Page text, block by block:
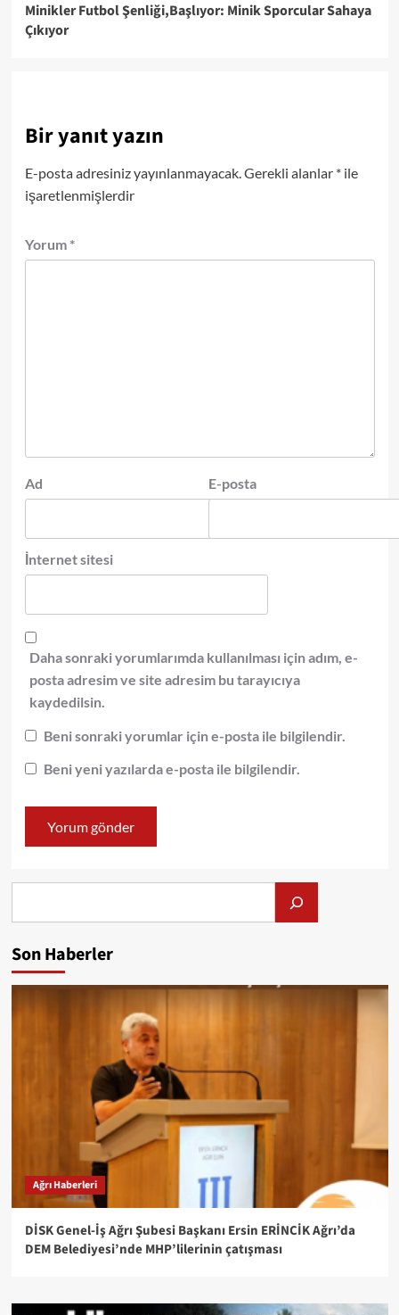
Minikler Futbol Şenliği,Başlıyor: Minik Sporcular Sahaya
Çıkıyor
Bir yanıt yazın
E-posta adresiniz yayınlanmayacak.Gerekli alanlar *ile
işaretlenmişlerdir
Yorum *
Ad E-posta
İnternet sitesi
Daha sonraki yorumlarımda kullanılması için adım, e-
posta adresim ve site adresim bu tarayıcıya
kaydedilsin.
Beni sonraki yorumlar için e-posta ile bilgilendir.
Beni yeni yazılarda e-posta ile bilgilendir.
Son Haberler
Ağrı Haberleri
DİSK Genel-İş Ağrı Şubesi Başkanı Ersin ERİNCİK Ağrı’da
DEM Belediyesi’nde MHP’lilerinin çatışması